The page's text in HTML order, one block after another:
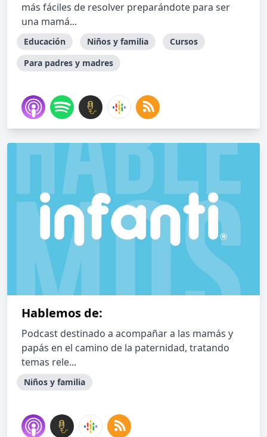
más fáciles de resolver preparándote para ser
una mamá...
Educación Niños y familia
Cursos
Para padres y madres
Hablemos de:
Podcast destinado a acompañar a las mamás y
papás en el camino de la paternidad, tratando
temas rele...
Niños y familia